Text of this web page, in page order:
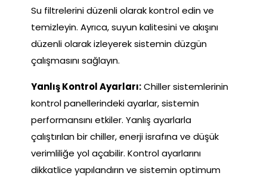
Su filtrelerini düzenli olarak kontrol edin ve
temizleyin. Ayrıca, suyun kalitesini ve akışını
düzenli olarak izleyerek sistemin düzgün
çalışmasını sağlayın.
Yanlış Kontrol Ayarları:Chiller sistemlerinin
kontrol panellerindeki ayarlar, sistemin
performansını etkiler. Yanlış ayarlarla
çalıştırılan bir chiller, enerji israfına ve düşük
verimliliğe yol açabilir. Kontrol ayarlarını
dikkatlice yapılandırın ve sistemin optimum